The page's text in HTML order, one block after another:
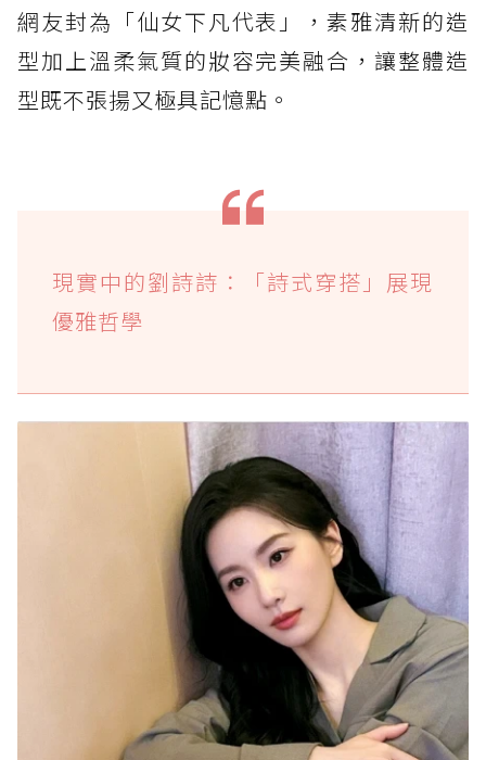
網友封為「仙女下凡代表」，素雅清新的造
型加上溫柔氣質的妝容完美融合，讓整體造
型既不張揚又極具記憶點。
現實中的劉詩詩：「詩式穿搭」展現
優雅哲學